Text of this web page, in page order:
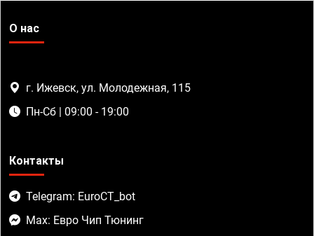
О нас
г. Ижевск, ул. Молодежная, 115
Пн-Сб | 09:00 - 19:00
Контакты
Telegram: EuroCT_bot
Max: Евро Чип Тюнинг